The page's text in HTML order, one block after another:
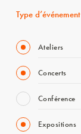
Type d’événement
Ateliers
Concerts
Conférence
Expositions